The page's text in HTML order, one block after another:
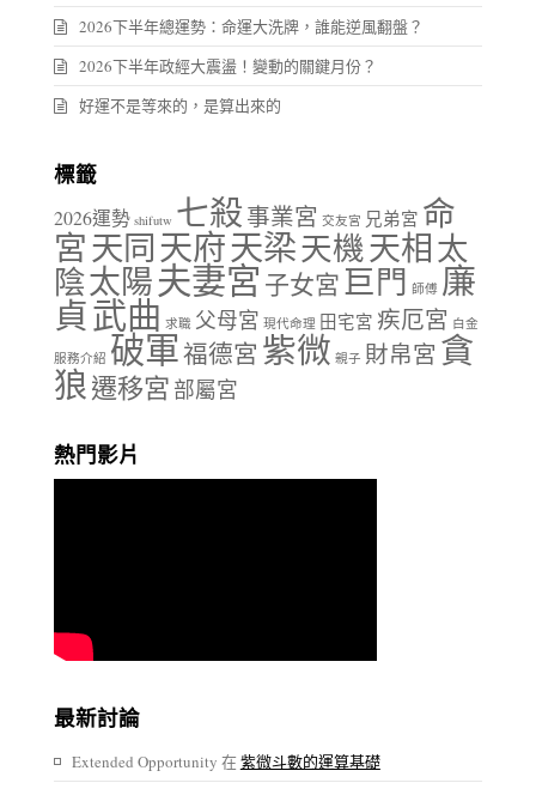
2026下半年總運勢：命運大洗牌，誰能逆風翻盤？
2026下半年政經大震盪！變動的關鍵月份？
好運不是等來的，是算出來的
標籤
2026運勢 shifutw 七殺事業宮 交友宮 兄弟宮 命
宮天同天府天梁天機天相太
陰太陽夫妻宮 子女宮巨門 師傅 廉
貞武曲 求職 父母宮 現代命理 田宅宮 疾厄宮 白金
服務介紹 破軍福德宮 紫微 親子 財帛宮 貪
狼遷移宮 部屬宮
熱門影片
最新討論
Extended Opportunity 在紫微斗數的運算基礎